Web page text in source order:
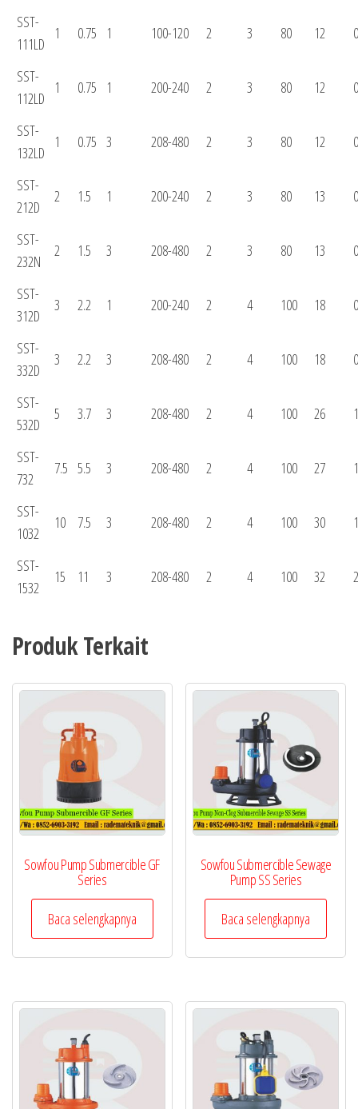
SST-
111LD
1 0.75 1 100-120 2 3 80 12
SST-
112LD
1 0.75 1 200-240 2 3 80 12
SST-
132LD
1 0.75 3 208-480 2 3 80 12
SST-
212D
2 1.5 1 200-240 2 3 80 13
SST-
232N
2 1.5 3 208-480 2 3 80 13
SST-
312D
3 2.2 1 200-240 2 4 100 18
SST-
332D
3 2.2 3 208-480 2 4 100 18
SST-
532D
5 3.7 3 208-480 2 4 100 26
SST-
732
7.5 5.5 3 208-480 2 4 100 27
SST-
1032
10 7.5 3 208-480 2 4 100 30
SST-
1532
15 11 3 208-480 2 4 100 32
Produk Terkait
Sowfou Pump Submercible GF
Series
Baca selengkapnya
Sowfou Submercible Sewage
Pump SS Series
Baca selengkapnya